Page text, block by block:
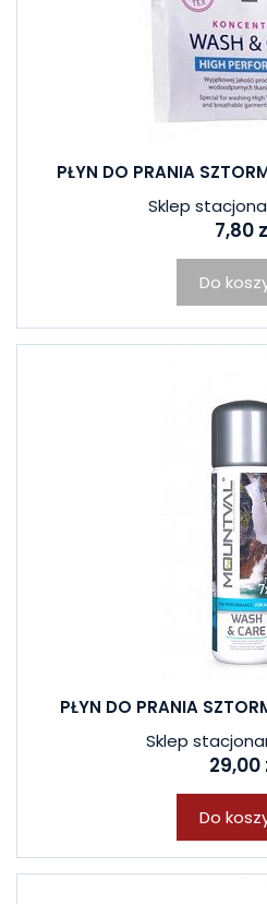
PŁYN DO PRANIA
Sklep
7,80
Do
PŁYN DO PRANIA
Sklep
29,00
Do